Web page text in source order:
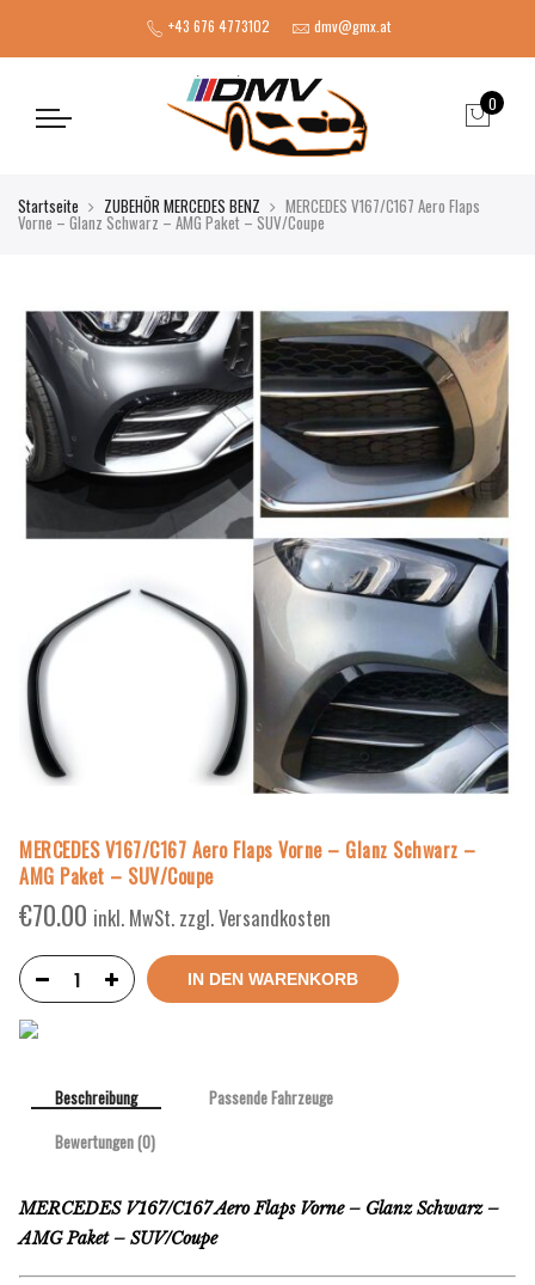
+43 676 4773102 dmv@gmx.at
0
Startseite ZUBEHÖR MERCEDES BENZ MERCEDES V167/C167 Aero Flaps
Vorne – Glanz Schwarz – AMG Paket – SUV/Coupe
MERCEDES V167/C167 Aero Flaps Vorne – Glanz Schwarz –
AMG Paket – SUV/Coupe
€70.00 inkl. MwSt. zzgl. Versandkosten
IN DEN WARENKORB
Beschreibung
Passende Fahrzeuge
Bewertungen (0)
MERCEDES V167/C167 Aero Flaps Vorne – Glanz Schwarz –
AMG Paket – SUV/Coupe